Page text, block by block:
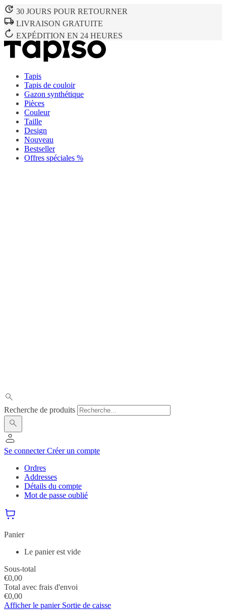
30 JOURS POUR RETOURNER
LIVRAISON GRATUITE
EXPÉDITION EN 24 HEURES
Tapis
Tapis de couloir
Gazon synthétique
Pièces
Couleur
Taille
Design
Nouveau
Bestseller
Offres spéciales %
Recherche de produits
Se connecterCréer un compte
Ordres
Addresses
Détails du compte
Mot de passe oublié
Panier
Le panier est vide
Sous-total
€0,00
Total avec frais d'envoi
€0,00
Afficher le panier Sortie de caisse